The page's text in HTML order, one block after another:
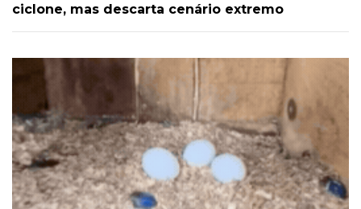
ciclone, mas descarta cenário extremo